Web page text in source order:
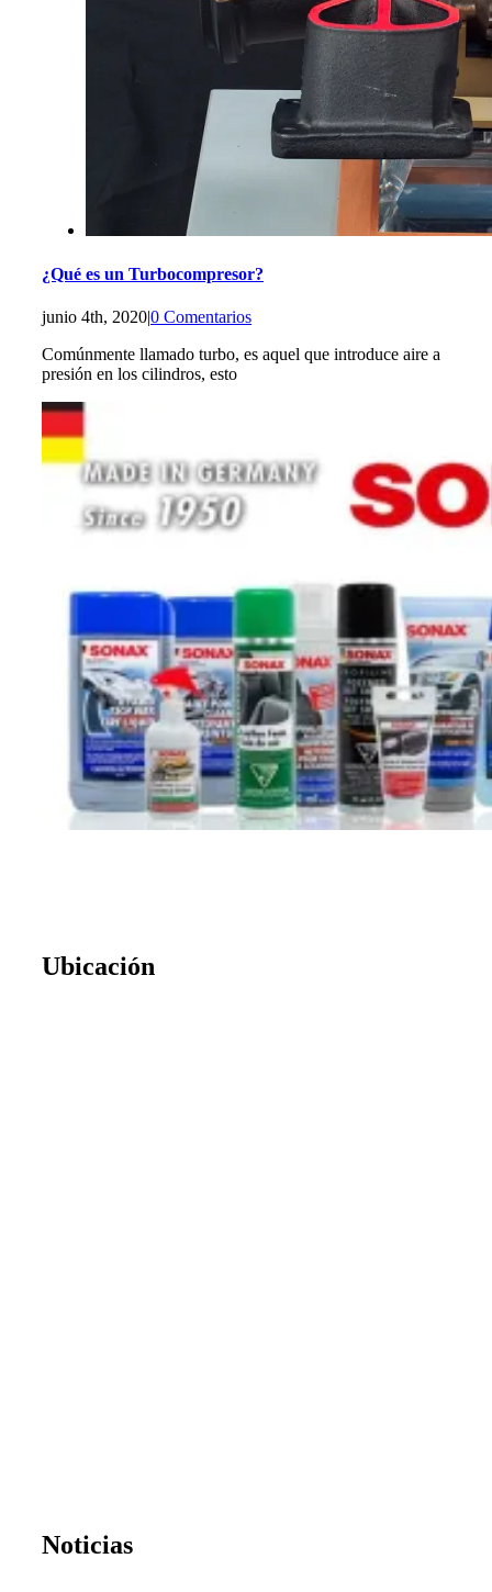
¿Qué es un Turbocompresor?
junio 4th, 2020|0 Comentarios
Comúnmente llamado turbo, es aquel que introduce aire a
presión en los cilindros, esto
Ubicación
Noticias